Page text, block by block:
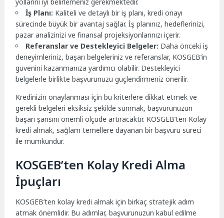
İş Planı: Kaliteli ve detaylı bir iş planı, kredi onayı
sürecinde büyük bir avantaj sağlar. İş planınız, hedeflerinizi,
pazar analizinizi ve finansal projeksiyonlarınızı içerir.
Referanslar ve Destekleyici Belgeler: Daha önceki iş
deneyimleriniz, başarı belgeleriniz ve referanslar, KOSGEB’in
güvenini kazanmanıza yardımcı olabilir. Destekleyici
belgelerle birlikte başvurunuzu güçlendirmeniz önerilir.
Kredinizin onaylanması için bu kriterlere dikkat etmek ve
gerekli belgeleri eksiksiz şekilde sunmak, başvurunuzun
başarı şansını önemli ölçüde artıracaktır. KOSGEB’ten Kolay
kredi almak, sağlam temellere dayanan bir başvuru süreci
ile mümkündür.
KOSGEB’ten Kolay Kredi Alma
İpuçları
KOSGEB’ten kolay kredi almak için birkaç stratejik adım
atmak önemlidir. Bu adımlar, başvurunuzun kabul edilme